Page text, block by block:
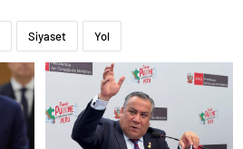
Siyaset Yol